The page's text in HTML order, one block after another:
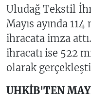
Uludağ Tekstil
Mayıs ayında
ihracata imza
ihracatı ise 522
olarak
UHKİB'TEN